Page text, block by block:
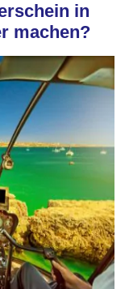
in
machen?